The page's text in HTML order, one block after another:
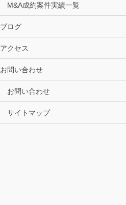
M&A成約案件実績一覧
ブログ
アクセス
お問い合わせ
お問い合わせ
サイトマップ